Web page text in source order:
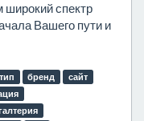
спектр
Вашего пути и
бренд
сайт